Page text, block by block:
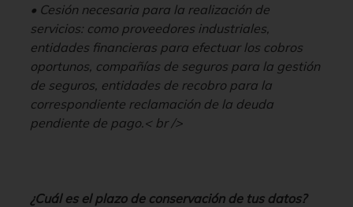
• Cesión necesaria para la realización de
servicios: como proveedores industriales,
entidades financieras para efectuar los cobros
oportunos, compañías de seguros para la gestión
de seguros, entidades de recobro para la
correspondiente reclamación de la deuda
pendiente de pago.< br />
¿Cuál es el plazo de conservación de tus datos?